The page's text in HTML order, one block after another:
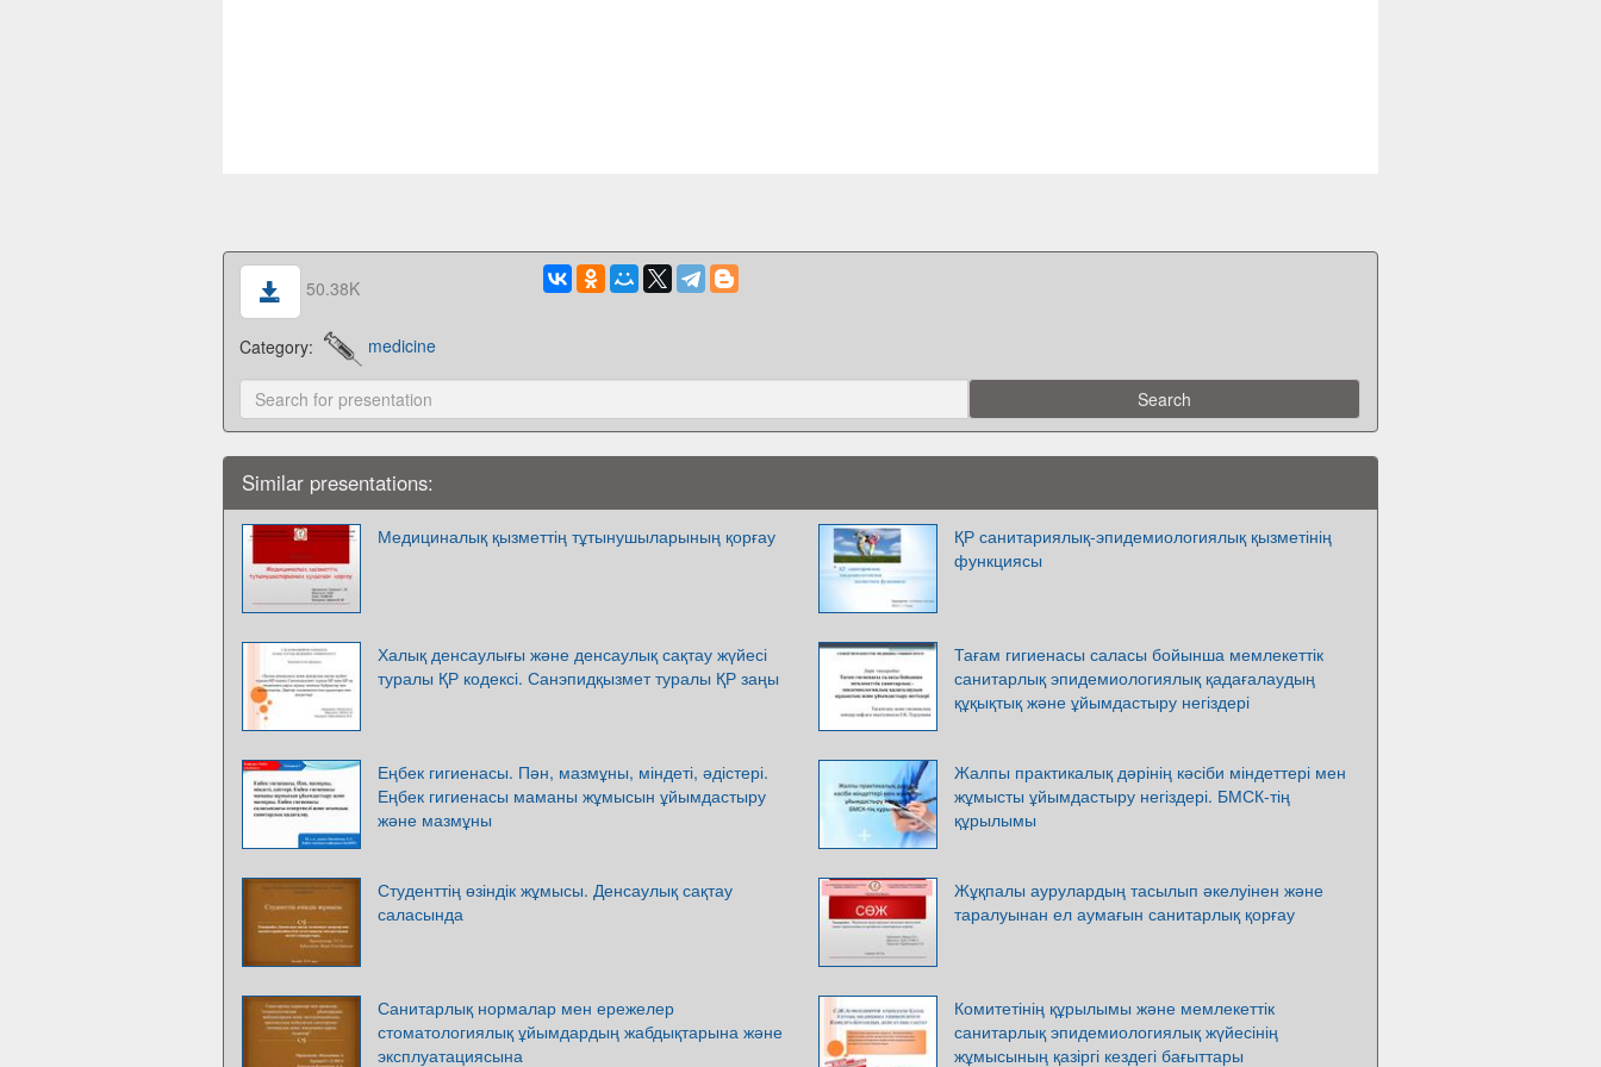
50.38K
Category: medicine
Similar presentations:
Медициналық қызметтің тұтынушыларының қорғау
ҚР санитариялық-эпидемиологиялық қызметінің
функциясы
Халық денсаулығы және денсаулық сақтау жүйесі
туралы ҚР кодексі. Санэпидқызмет туралы ҚР заңы
Тағам гигиенасы саласы бойынша мемлекеттік
санитарлық эпидемиологиялық қадағалаудың
құқықтық және ұйымдастыру негіздері
Еңбек гигиенасы. Пән, мазмұны, міндеті, әдістері.
Еңбек гигиенасы маманы жұмысын ұйымдастыру
және мазмұны
Жалпы практикалық дәрінің кәсіби міндеттері мен
жұмысты ұйымдастыру негіздері. БМСК-тің
құрылымы
Студенттің өзіндік жұмысы. Денсаулық сақтау
саласында
Жұқпалы аурулардың тасылып әкелуінен және
таралуынан ел аумағын санитарлық қорғау
Санитарлық нормалар мен ережелер
стоматологиялық ұйымдардың жабдықтарына және
эксплуатациясына
Комитетінің құрылымы және мемлекеттік
санитарлық эпидемиологиялық жүйесінің
жұмысының қазіргі кездегі бағыттары